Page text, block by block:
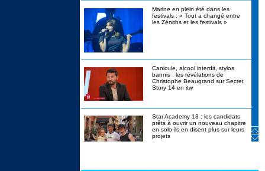
Marine en plein été dans les
festivals : « Tout a changé entre
les Zéniths et les festivals »
Canicule, alcool interdit, stylos
bannis : les révélations de
Christophe Beaugrand sur Secret
Story 14 en itw
Star Academy 13 : les candidats
prêts à ouvrir un nouveau chapitre
en solo ils en disent plus sur leurs
projets